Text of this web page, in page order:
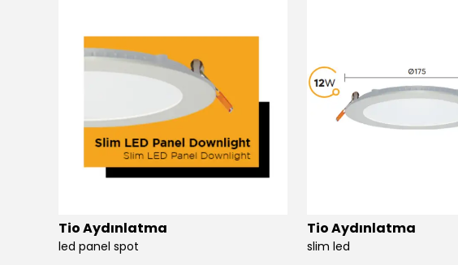
Tio Aydınlatma
led panel spot
Tio Aydınlatma
slim led